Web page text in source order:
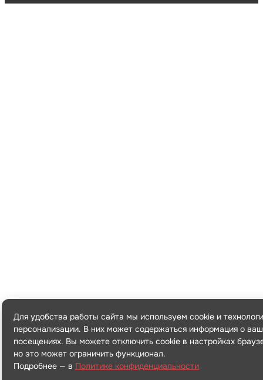
Для удобства работы сайта мы используем cookie и
персонализации. В них может содержаться информация о
посещениях. Вы можете отключить cookie в настройках
но это может ограничить функционал.
Подробнее — в Политике конфиденциальности